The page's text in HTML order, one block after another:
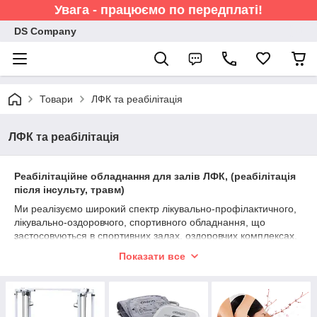
Увага - працюємо по передплаті!
DS Company
Товари ЛФК та реабілітація
ЛФК та реабілітація
Реабілітаційне обладнання для залів ЛФК, (реабілітація
після інсульту, травм)
Ми реалізуємо широкий спектр лікувально-профілактичного,
лікувально-оздоровчого, спортивного обладнання, що
застосовуються в спортивних залах, оздоровчих комплексах,
установах, відновлювальних і реабілітаційних центрах,
одиноких громадян.
Область застосування обладнання для реабілітації -
Показати все